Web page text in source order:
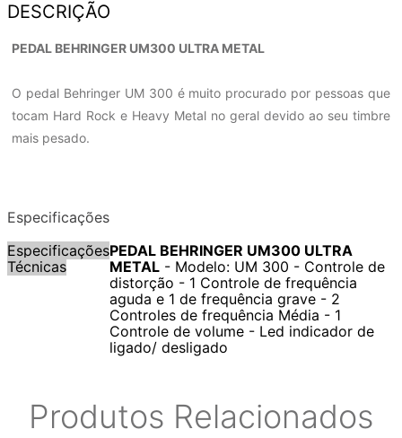
DESCRIÇÃO
PEDAL BEHRINGER UM300 ULTRA METAL
O pedal Behringer UM 300 é muito procurado por pessoas que
tocam Hard Rock e Heavy Metal no geral devido ao seu timbre
mais pesado.
Especificações
Especificações
Técnicas
PEDAL BEHRINGER UM300 ULTRA
METAL - Modelo: UM 300 - Controle de
distorção - 1 Controle de frequência
aguda e 1 de frequência grave - 2
Controles de frequência Média - 1
Controle de volume - Led indicador de
ligado/ desligado
Produtos Relacionados